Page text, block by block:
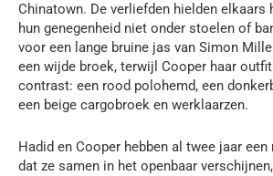
Chinatown. De verliefden hielden elkaars
hun genegenheid niet onder stoelen of
voor een lange bruine jas van Simon
een wijde broek, terwijl Cooper haar
contrast: een rood polohemd, een
een beige cargobroek en werklaarzen.
Hadid en Cooper hebben al twee jaar
dat ze samen in het openbaar